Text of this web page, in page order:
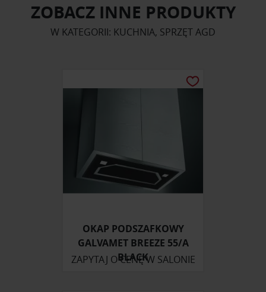
ZOBACZ INNE PRODUKTY
W KATEGORII: KUCHNIA, SPRZĘT AGD
OKAP PODSZAFKOWY
GALVAMET BREEZE 55/A
BLACK
ZAPYTAJ O CENĘ W SALONIE